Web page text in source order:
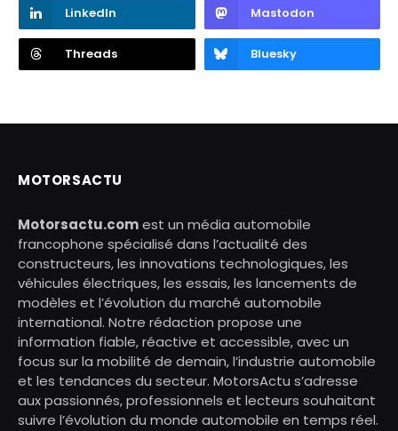
LinkedIn Mastodon
Threads Bluesky
MOTORSACTU
Motorsactu.comest un média automobile
francophone spécialisé dans l’actualité des
constructeurs, les innovations technologiques, les
véhicules électriques, les essais, les lancements de
modèles et l’évolution du marché automobile
international. Notre rédaction propose une
information fiable, réactive et accessible, avec un
focus sur la mobilité de demain, l’industrie automobile
et les tendances du secteur. MotorsActu s’adresse
aux passionnés, professionnels et lecteurs souhaitant
suivre l’évolution du monde automobile en temps réel.